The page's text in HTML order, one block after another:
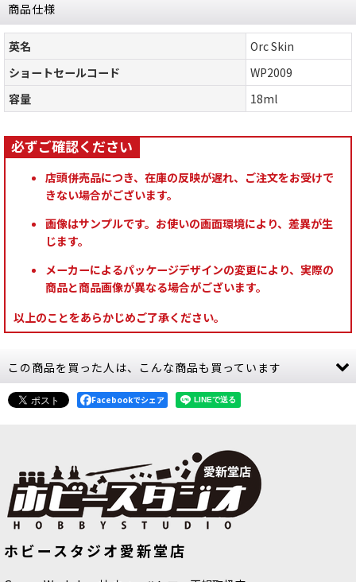
商品仕様
英名
Orc Skin
ショートセールコード
WP2009
容量
18ml
店頭併売品につき、在庫の反映が遅れ、ご注文をお受けで
きない場合がございます。
画像はサンプルです。お使いの画面環境により、差異が生
じます。
メーカーによるパッケージデザインの変更により、実際の
商品と商品画像が異なる場合がございます。
以上のことをあらかじめご了承ください。
この商品を買った人は、こんな商品も買っています
インター：アクリルカラー] ファイア
リザード
WP1426]
350
(税込)
ン
Facebookでシェア
ホビースタジオ愛新堂店